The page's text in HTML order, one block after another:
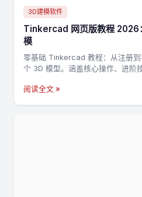
3D建模软件
Tinkercad 网页版教程 2026
模
零基础 Tinkercad 教程：从注册
个 3D 模型。涵盖核心操作、进阶
阅读全文 »